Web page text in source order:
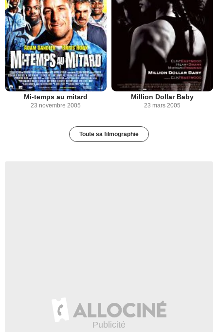
Mi-temps au mitard
23 novembre 2005
Million Dollar Baby
23 mars 2005
Toute sa filmographie